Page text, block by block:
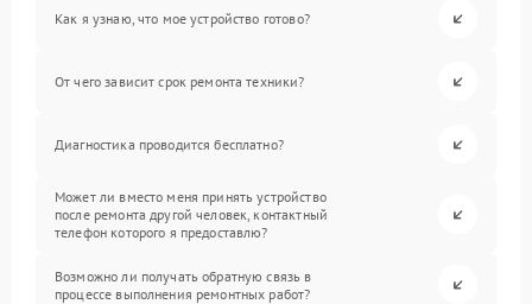
Как я узнаю, что мое устройство готово?
От чего зависит срок ремонта техники?
Диагностика проводится бесплатно?
Может ли вместо меня принять устройство
после ремонта другой человек, контактный
телефон которого я предоставлю?
Возможно ли получать обратную связь в
процессе выполнения ремонтных работ?